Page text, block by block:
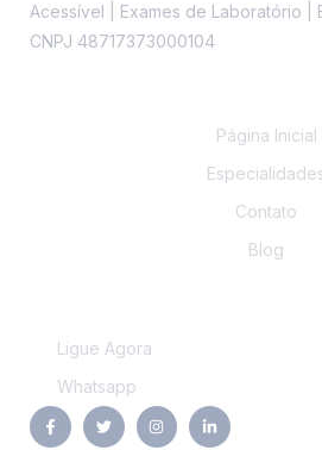
Acessível | Exames de Laboratório |
CNPJ 48717373000104
Página Inicial
Contato
Blog
Ligue Agora
Whatsapp